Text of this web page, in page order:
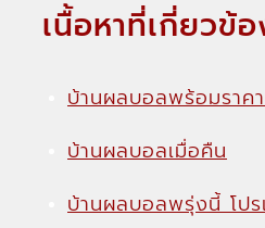
เนื้อหาที่เกี่ยวข้
บ้านผลบอลพร้อมราค
บ้านผลบอลเมื่อคืน
บ้านผลบอลพรุ่งนี้ โป